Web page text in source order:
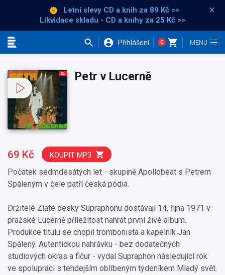
Letní slevy CD a knih za 89 Kč >>
Likvidace skladu - CD a knihy za 25 Kč >>
×
Přihlášení 0
Petr v Lucerně
Počátek sedmdesátých let - skupině Apollobeat s Petrem
Spáleným v čele patří česká pódia.
Držitelé Zlaté desky Supraphonu dostávají 14. října 1971 v
pražské Lucerně příležitost nahrát první živé album.
Produkce titulu se chopil trombonista a kapelník Jan
Spálený. Autentickou nahrávku - bez dodatečných
studiových okras a fičur - vydal Supraphon následující rok
ve spolupráci s tehdejším oblíbeným týdeníkem Mladý svět.
69 Kč KOUPIT MP3